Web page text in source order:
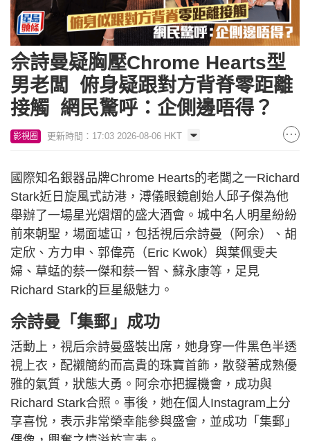
佘詩曼疑胸壓Chrome Hearts型
男老闆 俯身疑跟對方背脊零距離
接觸 網民驚呼：企側邊唔得？
影視圈 更新時間：17:03 2026-08-06 HKT
國際知名銀器品牌Chrome Hearts的老闆之一Richard
Stark近日旋風式訪港，溥儀眼鏡創始人邱子傑為他
舉辦了一場星光熠熠的盛大酒會。城中名人明星紛紛
前來朝聖，場面墟冚，包括視后佘詩曼（阿佘）、胡
定欣、方力申、郭偉亮（Eric Kwok）與葉佩雯夫
婦、草蜢的蔡一傑和蔡一智、蘇永康等，足見
Richard Stark的巨星級魅力。
佘詩曼「集郵」成功
活動上，視后佘詩曼盛裝出席，她身穿一件黑色半透
視上衣，配襯簡約而高貴的珠寶首飾，散發著成熟優
雅的氣質，狀態大勇。阿佘亦把握機會，成功與
Richard Stark合照。事後，她在個人Instagram上分
享喜悅，表示非常榮幸能參與盛會，並成功「集郵」